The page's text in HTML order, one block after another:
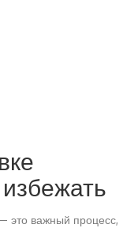
это важный процесс,